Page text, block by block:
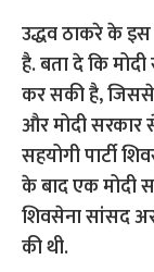
उद्धव ठाकरे के
है. बता दे कि मोदी
कर सकी है, जिससे
और मोदी सरकार
सहयोगी पार्टी
के बाद एक मोदी
शिवसेना सांसद
की थी.